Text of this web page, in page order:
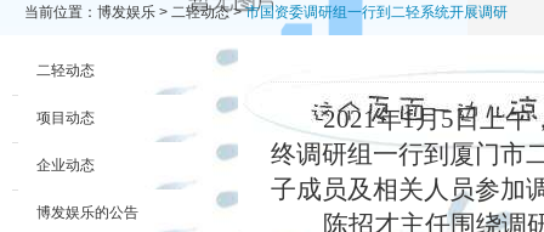
当前位置： 博发娱乐 > 二轻动态>市国资委调研组一行到二轻系统开展调研
二轻动态
项目动态
企业动态
博发娱乐的公告
2021年1月5日上午
终调研组一行到厦门市
子成员及相关人员参加
陈招才主任围绕调